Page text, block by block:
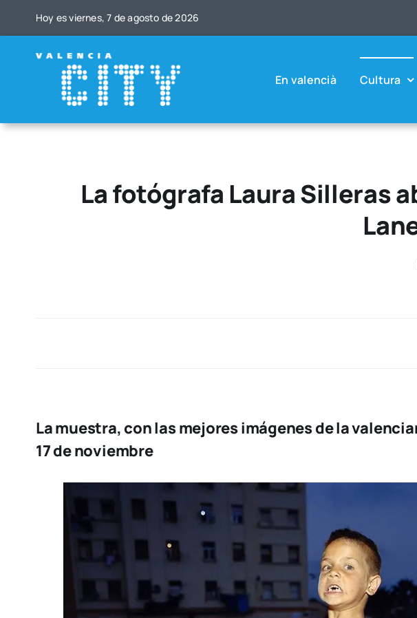
Hoy es vier­nes, 7 de agos­to de 2026
En valen­cià Cul­tu­ra
La fotógrafa Laura Silleras
La muestra, con las mejores imágenes de la
17 de noviembre